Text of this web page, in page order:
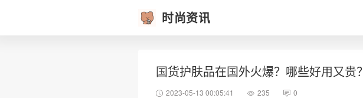
时尚资讯
国货护肤品在国外火爆？哪些好用又贵？
2023-05-13 00:05:41 235 0